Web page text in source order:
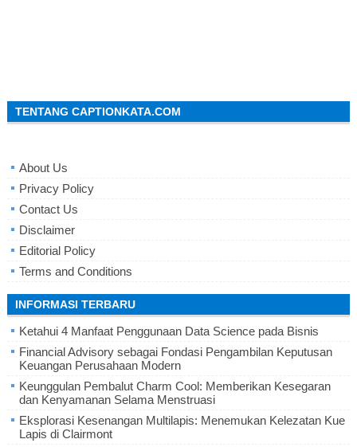
TENTANG CAPTIONKATA.COM
About Us
Privacy Policy
Contact Us
Disclaimer
Editorial Policy
Terms and Conditions
INFORMASI TERBARU
Ketahui 4 Manfaat Penggunaan Data Science pada Bisnis
Financial Advisory sebagai Fondasi Pengambilan Keputusan
Keuangan Perusahaan Modern
Keunggulan Pembalut Charm Cool: Memberikan Kesegaran
dan Kenyamanan Selama Menstruasi
Eksplorasi Kesenangan Multilapis: Menemukan Kelezatan Kue
Lapis di Clairmont